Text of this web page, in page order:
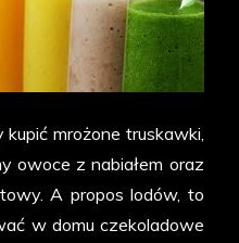
mrożone truskawki,
owoce z nabiałem oraz
A propos lodów, to
w domu czekoladowe